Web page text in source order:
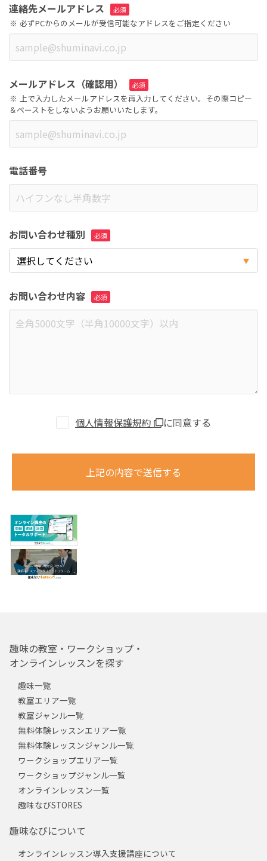
連絡先メールアドレス
必ずPCからのメールが受信可能なアドレスをご指定ください
メールアドレス（確認用）
上で入力したメールアドレスを再入力してください。その際コピー
＆ペーストをしないようお願いいたします。
電話番号
お問い合わせ種別
お問い合わせ内容
個人情報保護規約 に同意する
上記の内容で送信する
趣味の教室・ワークショップ・
オンラインレッスンを探す
趣味一覧
教室エリア一覧
教室ジャンル一覧
無料体験レッスンエリア一覧
無料体験レッスンジャンル一覧
ワークショップエリア一覧
ワークショップジャンル一覧
オンラインレッスン一覧
趣味なびSTORES
趣味なびについて
オンラインレッスン導入支援講座について